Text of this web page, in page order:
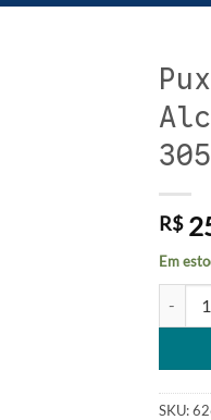
R$
Em
SKU: